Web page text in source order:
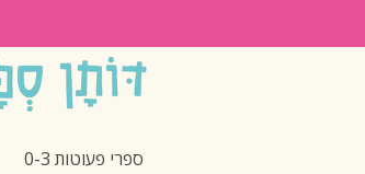
ספרי פעוטות 0-3